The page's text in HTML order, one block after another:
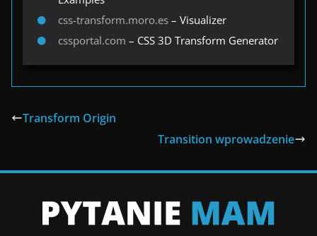
css-transform.moro.es – Visualizer
cssportal.com – CSS 3D Transform Generator
Transform Origin
Transition wprowadzenie